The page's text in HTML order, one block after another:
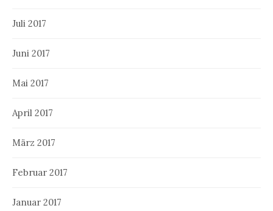
Juli 2017
Juni 2017
Mai 2017
April 2017
März 2017
Februar 2017
Januar 2017